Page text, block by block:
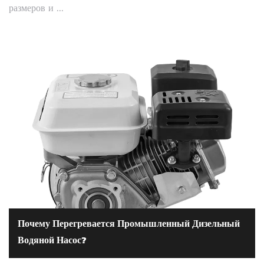
размеров и ...
Почему Перегревается Промышленный Дизельный
Водяной Насос?